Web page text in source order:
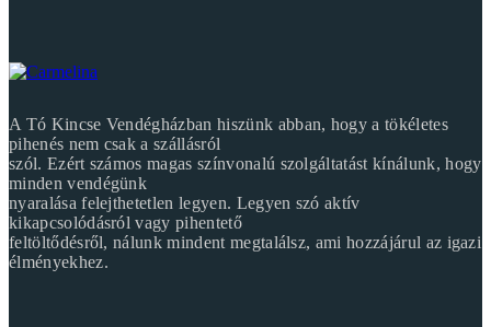
A Tó Kincse Vendégházban hiszünk abban, hogy a tökéletes
pihenés nem csak a szállásról
szól. Ezért számos magas színvonalú szolgáltatást kínálunk, hogy
minden vendégünk
nyaralása felejthetetlen legyen. Legyen szó aktív
kikapcsolódásról vagy pihentető
feltöltődésről, nálunk mindent megtalálsz, ami hozzájárul az igazi
élményekhez.